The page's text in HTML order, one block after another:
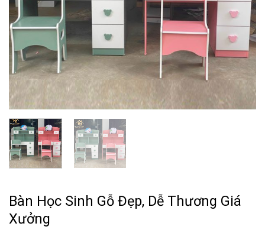
Bàn Học Sinh Gỗ Đẹp, Dễ Thương Giá
Xưởng